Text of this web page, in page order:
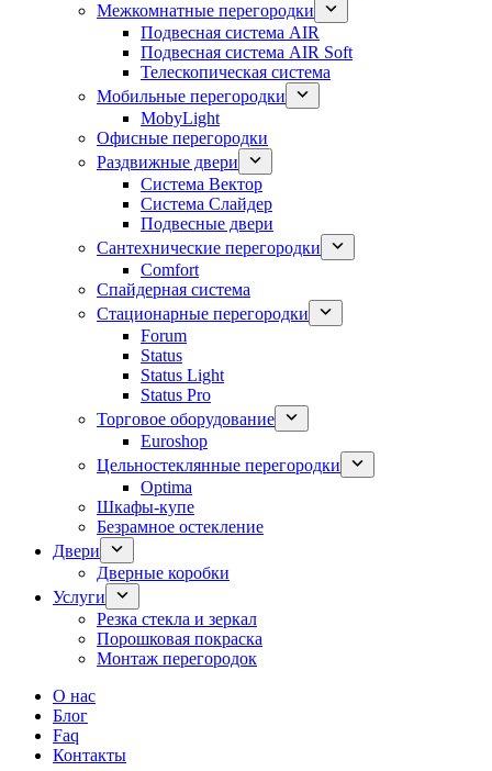
Межкомнатные перегородки
Подвесная система AIR
Подвесная система AIR Soft
Телескопическая система
Мобильные перегородки
MobyLight
Офисные перегородки
Раздвижные двери
Система Вектор
Система Слайдер
Подвесные двери
Сантехнические перегородки
Comfort
Спайдерная система
Стационарные перегородки
Forum
Status
Status Light
Status Pro
Торговое оборудование
Euroshop
Цельностеклянные перегородки
Optima
Шкафы-купе
Безрамное остекление
Двери
Дверные коробки
Услуги
Резка стекла и зеркал
Порошковая покраска
Монтаж перегородок
О нас
Блог
Faq
Контакты